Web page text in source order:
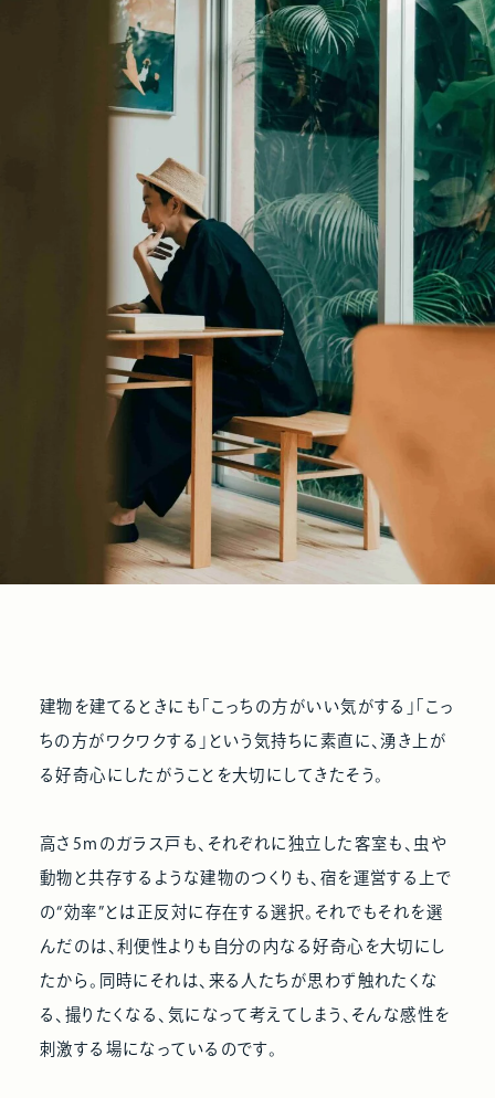
建物を建てるときにも「こっちの方がいい気がする」「こっ
ちの方がワクワクする」という気持ちに素直に、湧き上が
る好奇心にしたがうことを大切にしてきたそう。
高さ5mのガラス戸も、それぞれに独立した客室も、虫や
動物と共存するような建物のつくりも、宿を運営する上で
の“効率”とは正反対に存在する選択。それでもそれを選
んだのは、利便性よりも自分の内なる好奇心を大切にし
たから。同時にそれは、来る人たちが思わず触れたくな
る、撮りたくなる、気になって考えてしまう、そんな感性を
刺激する場になっているのです。